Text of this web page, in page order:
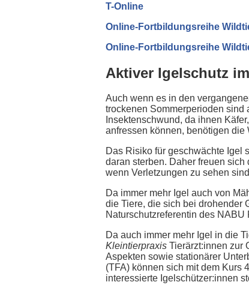
T-Online
Online-Fortbildungsreihe
Online-Fortbildungsreihe
Aktiver Igelschutz
Auch wenn es in den
trockenen Sommerperioden sind
Insektenschwund, da ihnen
anfressen können, benötigen
Das Risiko für geschwächte Igel
daran sterben. Daher freuen
wenn Verletzungen zu sehen
Da immer mehr Igel auch von
die Tiere, die sich bei drohender
Naturschutzreferentin des NABU
Da auch immer mehr Igel in die
Kleintierpraxis Tierärzt:innen zur
Aspekten sowie stationärer
(TFA) können sich mit dem Kurs
interessierte Igelschützer:innen